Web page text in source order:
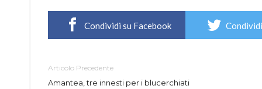
Condividi su Facebook
Articolo Precedente
Amantea, tre innesti per i blucerchiati